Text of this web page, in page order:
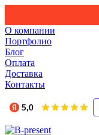
О компании
Портфолио
Блог
Оплата
Доставка
Контакты